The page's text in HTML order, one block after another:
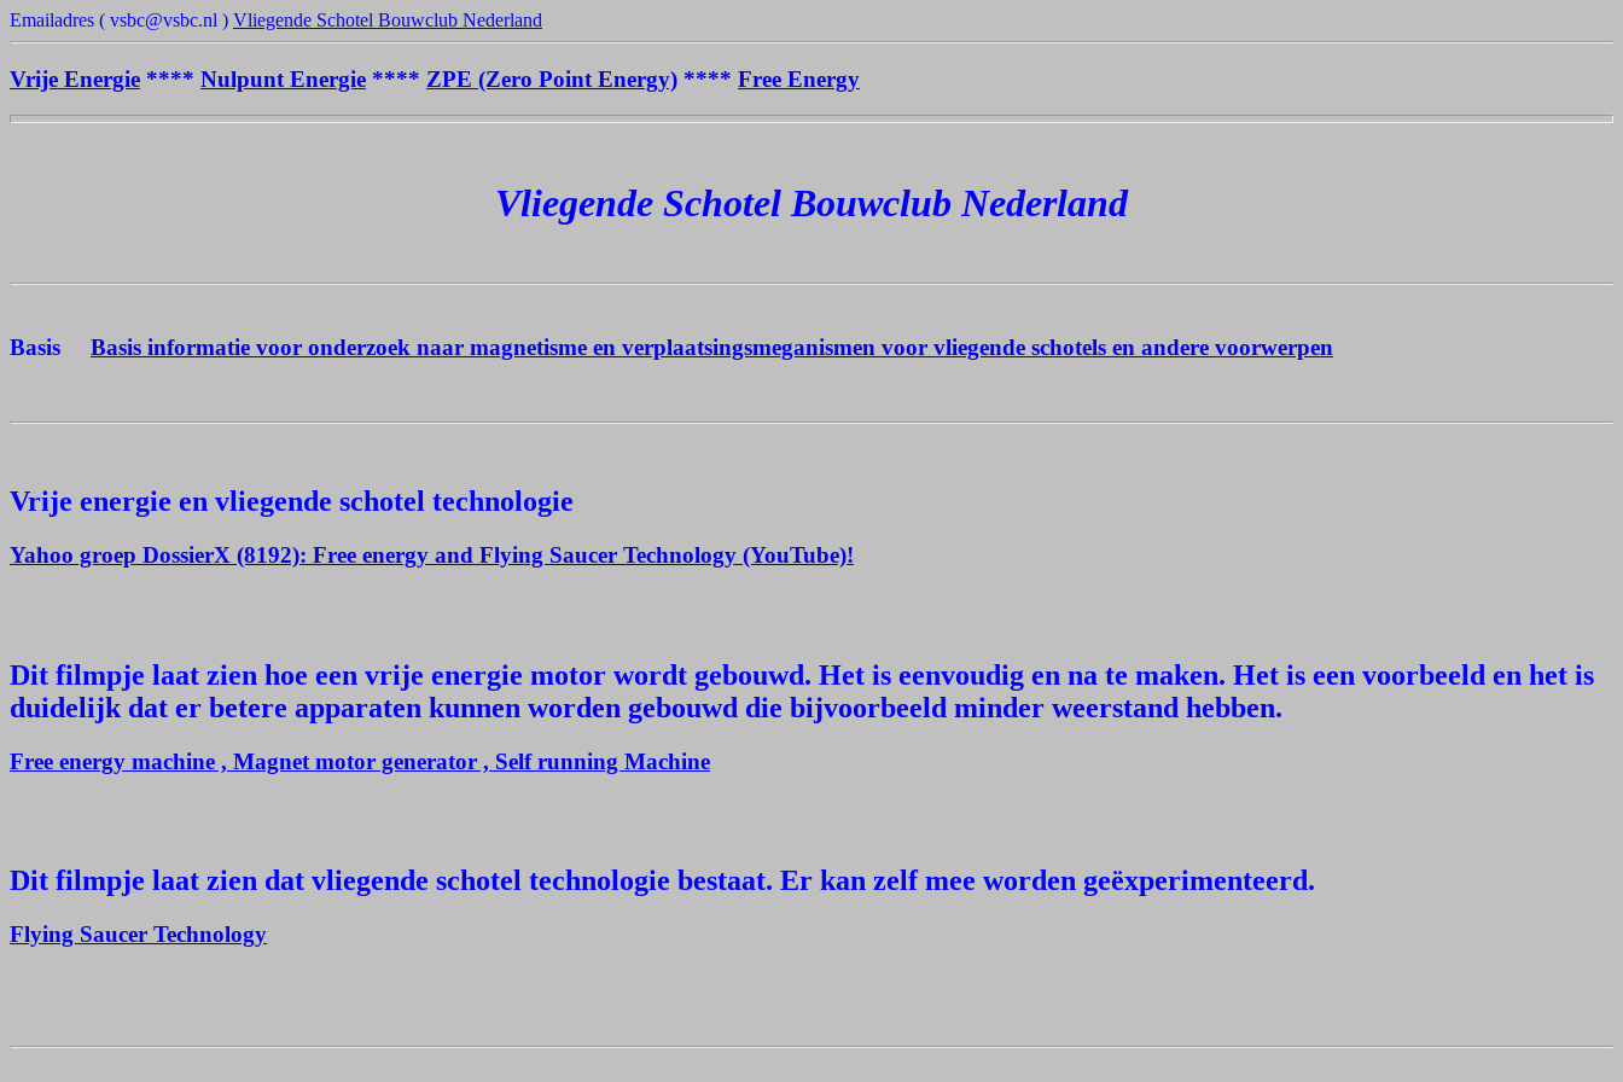
Emailadres ( vsbc@vsbc.nl ) Vliegende Schotel Bouwclub Nederland
Vrije Energie **** Nulpunt Energie **** ZPE (Zero Point Energy) **** Free Energy
Vliegende Schotel Bouwclub Nederland
Basis Basis informatie voor onderzoek naar magnetisme en verplaatsingsmeganismen voor vliegende schotels en andere voorwerpen
Vrije energie en vliegende schotel technologie
Yahoo groep DossierX (8192): Free energy and Flying Saucer Technology (YouTube)!
Dit filmpje laat zien hoe een vrije energie motor wordt gebouwd. Het is eenvoudig en na te maken. Het is een voorbeeld en het is
duidelijk dat er betere apparaten kunnen worden gebouwd die bijvoorbeeld minder weerstand hebben.
Free energy machine , Magnet motor generator , Self running Machine
Dit filmpje laat zien dat vliegende schotel technologie bestaat. Er kan zelf mee worden geëxperimenteerd.
Flying Saucer Technology